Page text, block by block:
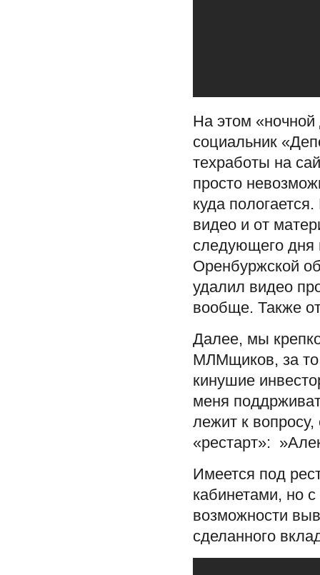
На этом
социальник
техработы на
просто
куда
видео и от
следующего дня
Оренбуржской
удалил видео
вообще. Также
Далее, мы
МЛМщиков, за то
кинушие
меня
лежит к
«рестарт»:
Имеется под
кабинетами, но
возможности
сделанного